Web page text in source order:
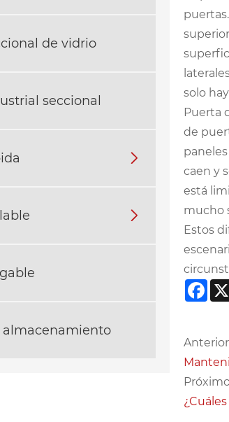
de vidrio
seccional


almacenamiento
solo
‌Puerta
de
caen y
está
mucho
Estos